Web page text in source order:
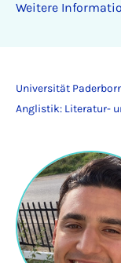
Weitere
Universität
Anglistik: Literatur-